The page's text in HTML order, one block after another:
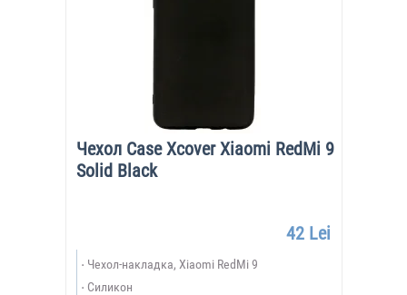
Чехол Case Xcover Xiaomi RedMi 9
Solid Black
42 Lei
Чехол-накладка, Xiaomi RedMi 9
Силикон